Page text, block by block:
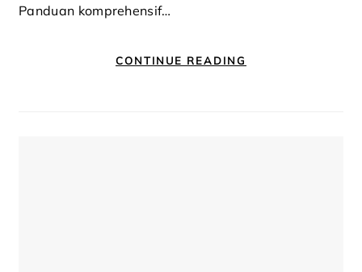
Panduan komprehensif…
CONTINUE READING